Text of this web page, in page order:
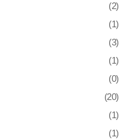
(2)
(1)
(3)
(1)
(0)
(20)
(1)
(1)